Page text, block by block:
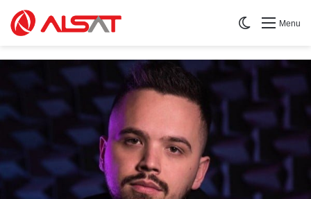
Menu
Switch skin